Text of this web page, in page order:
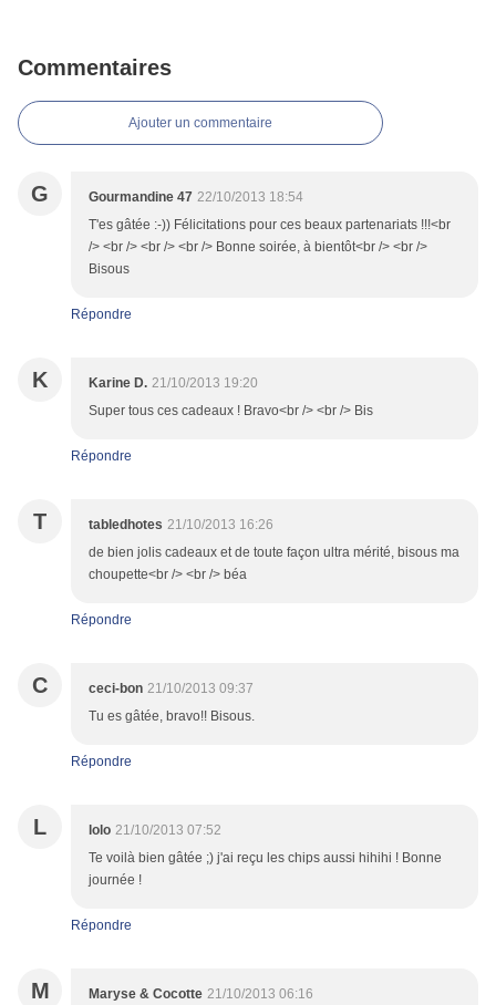
Commentaires
Ajouter un commentaire
G Gourmandine 47 22/10/2013 18:54
T'es gâtée :-)) Félicitations pour ces beaux partenariats !!!<br
/> <br /> <br /> <br /> Bonne soirée, à bientôt<br /> <br />
Bisous
Répondre
K Karine D. 21/10/2013 19:20
Super tous ces cadeaux ! Bravo<br /> <br /> Bis
Répondre
T tabledhotes 21/10/2013 16:26
de bien jolis cadeaux et de toute façon ultra mérité, bisous ma
choupette<br /> <br /> béa
Répondre
C ceci-bon 21/10/2013 09:37
Tu es gâtée, bravo!! Bisous.
Répondre
L lolo 21/10/2013 07:52
Te voilà bien gâtée ;) j'ai reçu les chips aussi hihihi ! Bonne
journée !
Répondre
M Maryse & Cocotte 21/10/2013 06:16